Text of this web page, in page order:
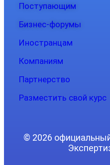
Поступающим
Бизнес-форумы
Иностранцам
Компаниям
Партнерство
Разместить свой курс
© 2026